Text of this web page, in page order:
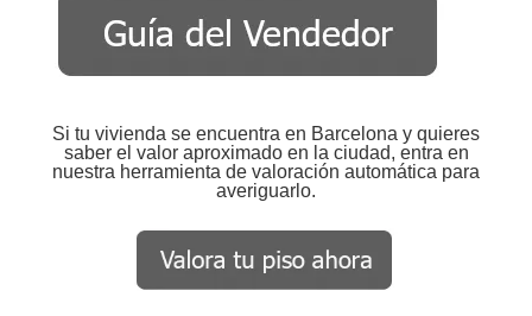
Si tu vivienda se encuentra en Barcelona y quieres
saber el valor aproximado en la ciudad, entra en
nuestra herramienta de valoración automática para
averiguarlo.